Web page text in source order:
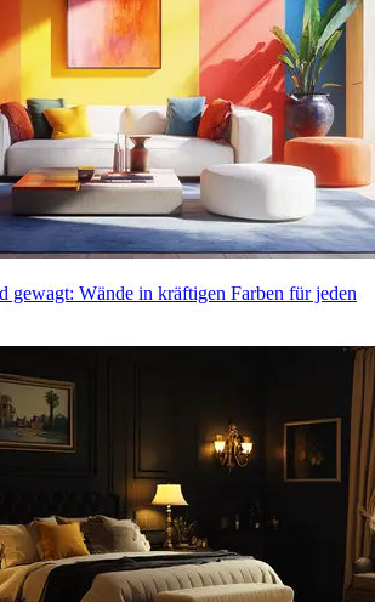
gewagt: Wände in kräftigen Farben für jeden